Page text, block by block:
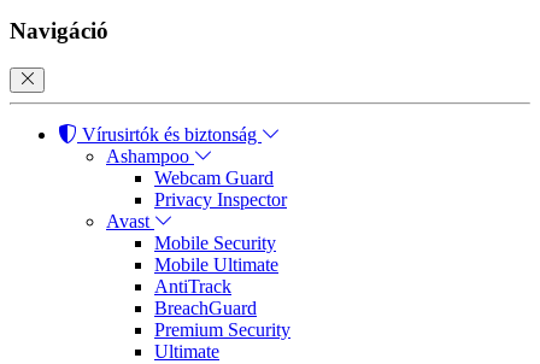
Navigáció
Vírusirtók és biztonság
Ashampoo
Webcam Guard
Privacy Inspector
Avast
Mobile Security
Mobile Ultimate
AntiTrack
BreachGuard
Premium Security
Ultimate